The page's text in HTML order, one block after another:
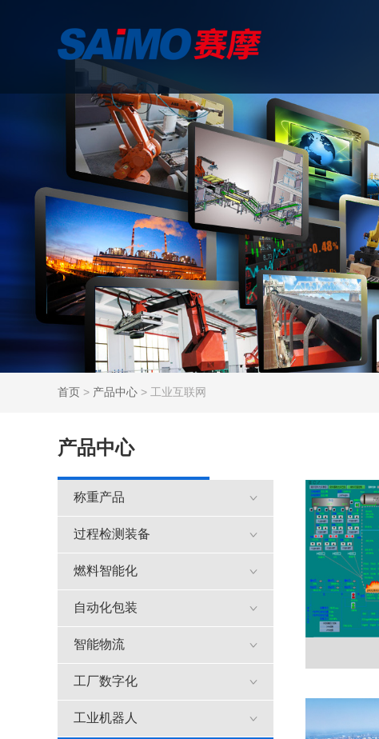
首页 > 产品中心 > 工业互联网
产品中心
称重产品
过程检测装备
燃料智能化
自动化包装
智能物流
工厂数字化
工业机器人